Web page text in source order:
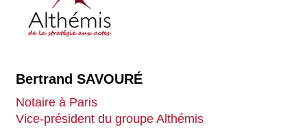
Bertrand SAVOURÉ
Notaire à Paris
Vice-président du groupe Althémis